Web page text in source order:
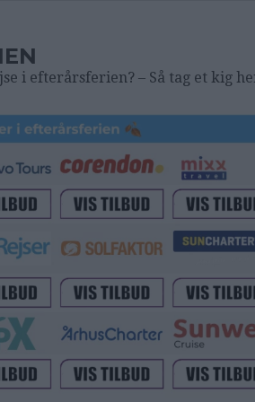
i efterårsferien? – Så tag et kig